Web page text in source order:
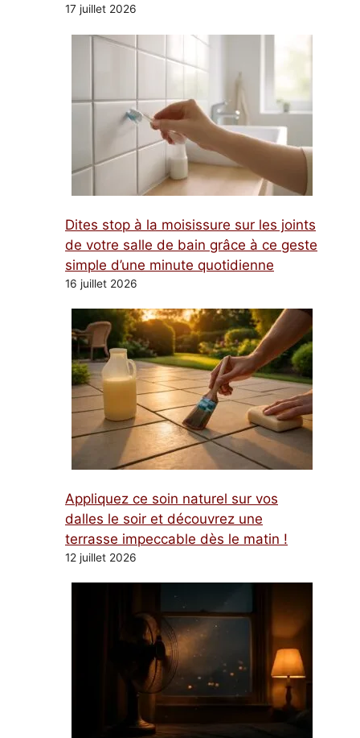
17 juillet 2026
Dites stop à la moisissure sur les joints
de votre salle de bain grâce à ce geste
simple d’une minute quotidienne
16 juillet 2026
Appliquez ce soin naturel sur vos
dalles le soir et découvrez une
terrasse impeccable dès le matin !
12 juillet 2026